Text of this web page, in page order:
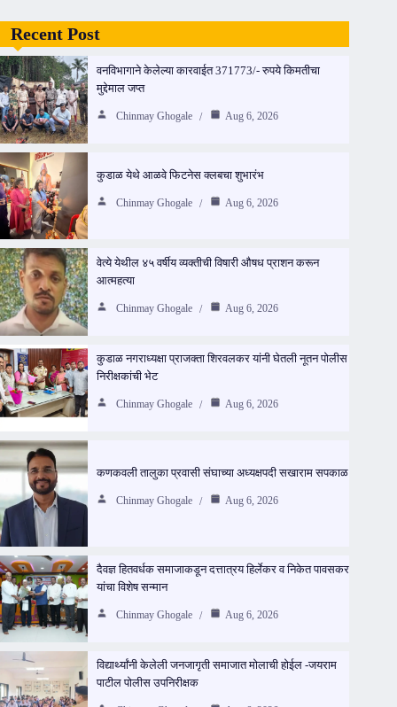
Recent Post
वनविभागाने केलेल्या कारवाईत 371773/- रुपये किमतीचा
मुद्देमाल जप्त
Chinmay Ghogale Aug 6, 2026
कुडाळ येथे आळवे फिटनेस क्लबचा शुभारंभ
Chinmay Ghogale Aug 6, 2026
वेत्ये येथील ४५ वर्षीय व्यक्तीची विषारी औषध प्राशन करून
आत्महत्या
Chinmay Ghogale Aug 6, 2026
कुडाळ नगराध्यक्षा प्राजक्ता शिरवलकर यांनी घेतली नूतन पोलीस
निरीक्षकांची भेट
Chinmay Ghogale Aug 6, 2026
कणकवली तालुका प्रवासी संघाच्या अध्यक्षपदी सखाराम सपकाळ
Chinmay Ghogale Aug 6, 2026
दैवज्ञ हितवर्धक समाजाकडून दत्तात्रय हिर्लेकर व निकेत पावसकर
यांचा विशेष सन्मान
Chinmay Ghogale Aug 6, 2026
विद्यार्थ्यांनी केलेली जनजागृती समाजात मोलाची होईल -जयराम
पाटील पोलीस उपनिरीक्षक